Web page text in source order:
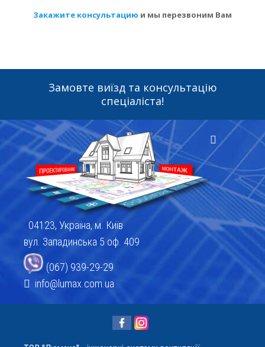
Закажите консультацию и мы перезвоним Вам
Замовте виїзд та консультацію
спеціаліста!
04123, Україна, м. Київ
вул. Западинська 5 оф. 409
(067) 939-29-29
info@lumax.com.ua